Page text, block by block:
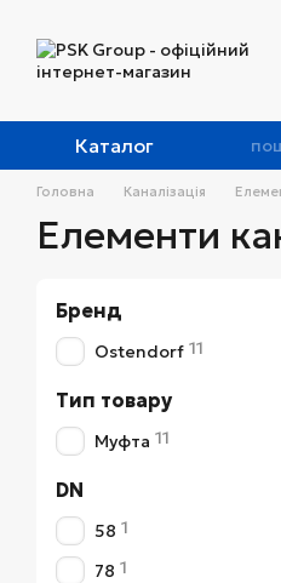
Каталог
Головна Каналізація
Елементи
Бренд
Ostendorf 11
Тип товару
Муфта 11
DN
58 1
78 1